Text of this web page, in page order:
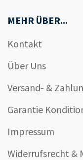
MEHR ÜBER...
Kontakt
Über Uns
Versand- &
Garantie
Impressum
Widerrufsrecht &